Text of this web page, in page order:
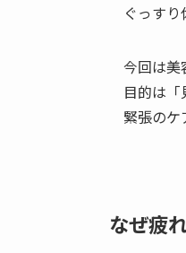
ぐっすり
今回は美
目的は「
緊張のケ
なぜ疲